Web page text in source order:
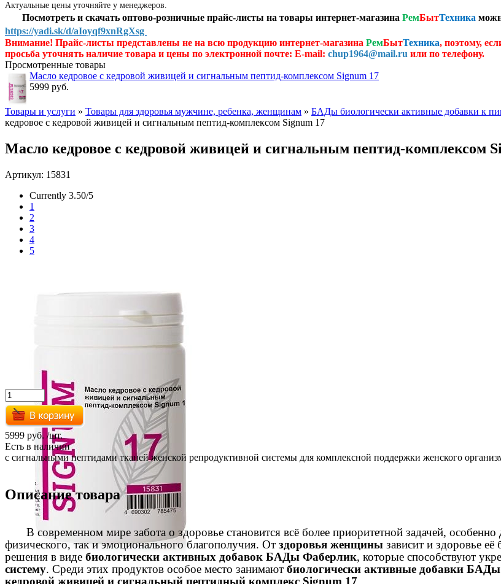
Актуальные цены уточняйте у менеджеров.
Посмотреть и скачать оптово-розничные прайс-листы на товары интернет-магазина РемБытТехника
https://yadi.sk/d/aIoyqf9xnRgXsg
Внимание! Прайс-листы представлены не на всю продукцию интернет-магазина РемБытТехника, поэтому,
просьба уточнять наличие товара и цены по электронной почте: E-mail: chup1964@mail.ru или по телефону.
Просмотренные товары
Масло кедровое с кедровой живицей и сигнальным пептид-комплексом Signum 17
5999 руб.
Товары и услуги » Товары для здоровья мужчине, ребенка, женщинам » БАДы биологически активные добавки к
кедровое с кедровой живицей и сигнальным пептид-комплексом Signum 17
Масло кедровое с кедровой живицей и сигнальным пептид-комплексом
Артикул: 15831
Currently 3.50/5
1
2
3
4
5
5999 руб. /шт.
Есть в наличии
с сигнальными пептидами тканей женской репродуктивной системы для комплексной поддержки женского
Описание товара
В современном мире забота о здоровье становится всё более приоритетной задачей,
физического, так и эмоционального благополучия. От здоровья женщины зависит и здоровье
решения в виде биологически активных добавок БАДы Фаберлик, которые способствуют
систему. Среди этих продуктов особое место занимают биологически активные добавки
кедровой живицей и сигнальный пептидный комплекс Signum 17